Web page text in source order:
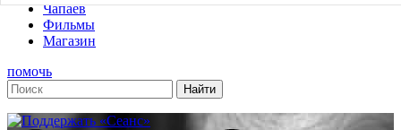
Чапаев
Фильмы
Магазин
помочь